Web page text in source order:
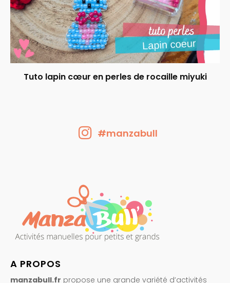
Tuto lapin cœur en perles de rocaille miyuki
#manzabull
A PROPOS
manzabull.fr propose une grande variété d’activités